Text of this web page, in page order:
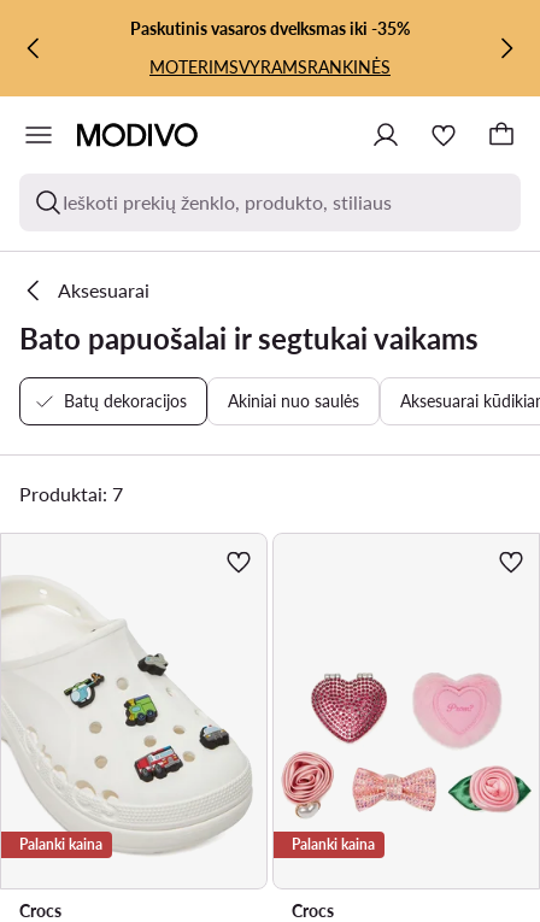
PEREITI PRIE PAGRINDINIO TURINIO
PEREITI Į PAIEŠKĄPaskutinis vasaros dvelksmas iki -35%
MOTERIMSVYRAMSRANKINĖS
Ieškoti prekių ženklo, produkto, stiliaus
Aksesuarai
Bato papuošalai ir segtukai vaikams
Batų dekoracijos Akiniai nuo saulės Aksesuarai
Produktai: 7
Palanki kaina
Crocs
Palanki kaina
Crocs